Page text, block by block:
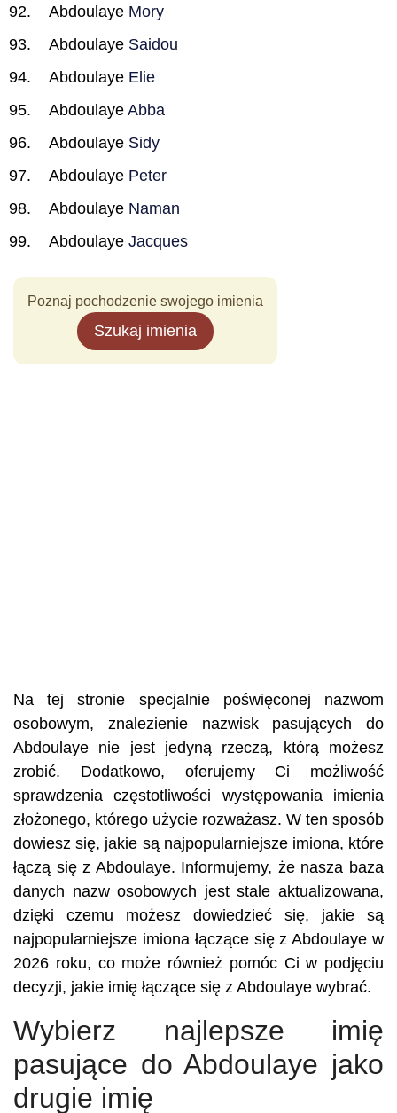
Abdoulaye Mory
Abdoulaye Saidou
Abdoulaye Elie
Abdoulaye Abba
Abdoulaye Sidy
Abdoulaye Peter
Abdoulaye Naman
Abdoulaye Jacques
Poznaj pochodzenie swojego imienia
Szukaj imienia
Na tej stronie specjalnie poświęconej nazwom
osobowym, znalezienie nazwisk pasujących do
Abdoulaye nie jest jedyną rzeczą, którą możesz
zrobić. Dodatkowo, oferujemy Ci możliwość
sprawdzenia częstotliwości występowania imienia
złożonego, którego użycie rozważasz. W ten sposób
dowiesz się, jakie są najpopularniejsze imiona, które
łączą się z Abdoulaye. Informujemy, że nasza baza
danych nazw osobowych jest stale aktualizowana,
dzięki czemu możesz dowiedzieć się, jakie są
najpopularniejsze imiona łączące się z Abdoulaye w
2026 roku, co może również pomóc Ci w podjęciu
decyzji, jakie imię łączące się z Abdoulaye wybrać.
Wybierz najlepsze imię
pasujące do Abdoulaye jako
drugie imię